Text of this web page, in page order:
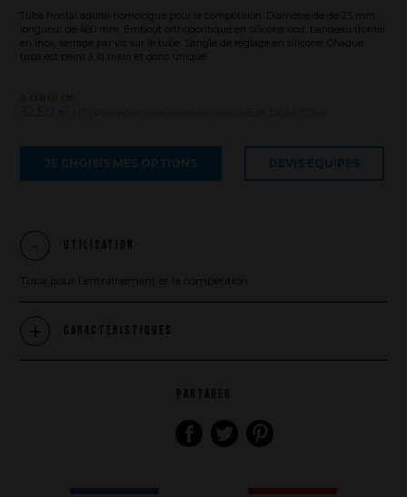
Ce que nous vous apportons
Comment nous voulons le faire
Une histoire d'innovations - Saison 1 : Genesis
Une histoire d'innovations - Saison 2 : PUSH YOUR LIMITS
Une histoire d'innovations - Saison 3 : Une histoire sans fin
Tuba frontal adulte homologué pour la compétition. Diamètre de de 25 mm,
longueur de 480 mm. Embout orthodontique en silicone noir. bandeau frontal
en inox, serrage par vis sur le tube. Sangle de réglage en silicone. Chaque
tuba est peint à la main et donc unique
à partir de
32,50 € HT (Prix pour une livraison hors UE et DOM TOM)
JE CHOISIS MES OPTIONS DEVIS ÉQUIPES
Utilisation
Tuba pour l’entraînement et la compétition
Caractéristiques
PARTAGER